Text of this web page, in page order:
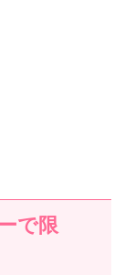
で限